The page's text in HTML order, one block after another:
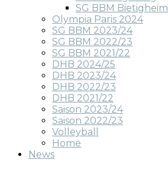
SG BBM Bietigheim
Olympia Paris 2024
SG BBM 2023/24
SG BBM 2022/23
SG BBM 2021/22
DHB 2024/25
DHB 2023/24
DHB 2022/23
DHB 2021/22
Saison 2023/24
Saison 2022/23
Volleyball
Home
News